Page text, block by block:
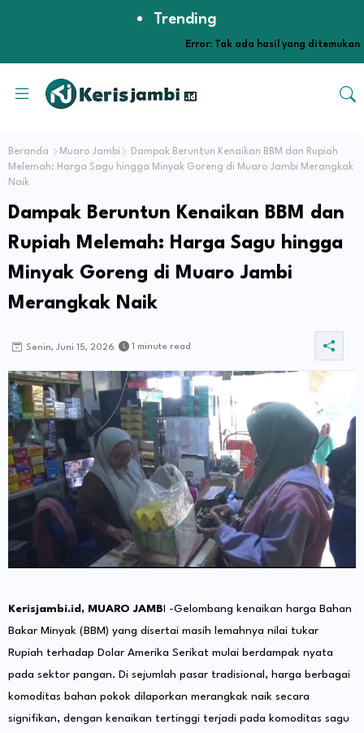
Trending
Error: Tak ada hasil yang ditemukan
Beranda Muaro Jambi
Dampak Beruntun Kenaikan BBM dan Rupiah
Melemah: Harga Sagu hingga Minyak Goreng di Muaro Jambi Merangkak
Naik
Dampak Beruntun Kenaikan BBM dan
Rupiah Melemah: Harga Sagu hingga
Minyak Goreng di Muaro Jambi
Merangkak Naik
Senin, Juni 15, 2026 1 minute read
Kerisjambi.id, ​MUARO JAMBI -Gelombang kenaikan harga Bahan
Bakar Minyak (BBM) yang disertai masih lemahnya nilai tukar
Rupiah terhadap Dolar Amerika Serikat mulai berdampak nyata
pada sektor pangan. Di sejumlah pasar tradisional, harga berbagai
komoditas bahan pokok dilaporkan merangkak naik secara
signifikan, dengan kenaikan tertinggi terjadi pada komoditas sagu